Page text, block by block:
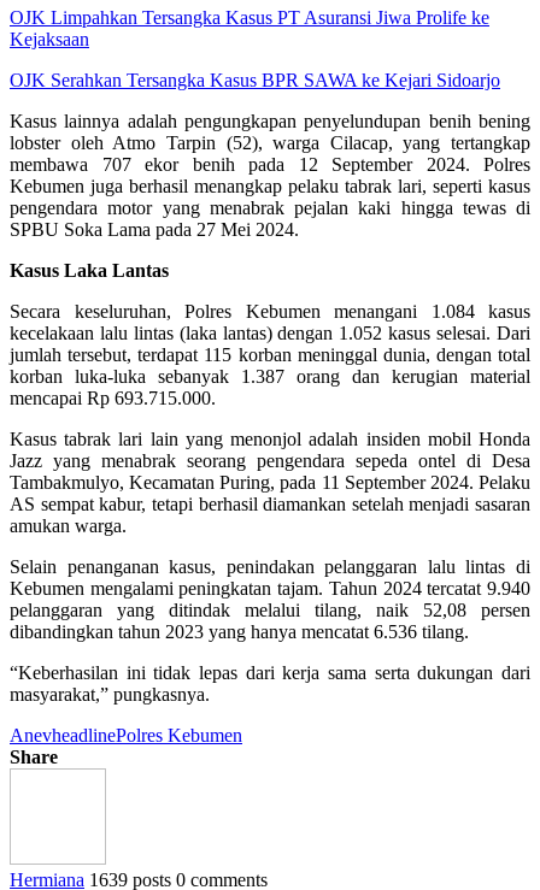
OJK Limpahkan Tersangka Kasus PT Asuransi Jiwa Prolife ke
Kejaksaan
OJK Serahkan Tersangka Kasus BPR SAWA ke Kejari Sidoarjo
Kasus lainnya adalah pengungkapan penyelundupan benih bening
lobster oleh Atmo Tarpin (52), warga Cilacap, yang tertangkap
membawa 707 ekor benih pada 12 September 2024. Polres
Kebumen juga berhasil menangkap pelaku tabrak lari, seperti kasus
pengendara motor yang menabrak pejalan kaki hingga tewas di
SPBU Soka Lama pada 27 Mei 2024.
Kasus Laka Lantas
Secara keseluruhan, Polres Kebumen menangani 1.084 kasus
kecelakaan lalu lintas (laka lantas) dengan 1.052 kasus selesai. Dari
jumlah tersebut, terdapat 115 korban meninggal dunia, dengan total
korban luka-luka sebanyak 1.387 orang dan kerugian material
mencapai Rp 693.715.000.
Kasus tabrak lari lain yang menonjol adalah insiden mobil Honda
Jazz yang menabrak seorang pengendara sepeda ontel di Desa
Tambakmulyo, Kecamatan Puring, pada 11 September 2024. Pelaku
AS sempat kabur, tetapi berhasil diamankan setelah menjadi sasaran
amukan warga.
Selain penanganan kasus, penindakan pelanggaran lalu lintas di
Kebumen mengalami peningkatan tajam. Tahun 2024 tercatat 9.940
pelanggaran yang ditindak melalui tilang, naik 52,08 persen
dibandingkan tahun 2023 yang hanya mencatat 6.536 tilang.
“Keberhasilan ini tidak lepas dari kerja sama serta dukungan dari
masyarakat,” pungkasnya.
AnevheadlinePolres Kebumen
Share
Hermiana 1639 posts 0 comments